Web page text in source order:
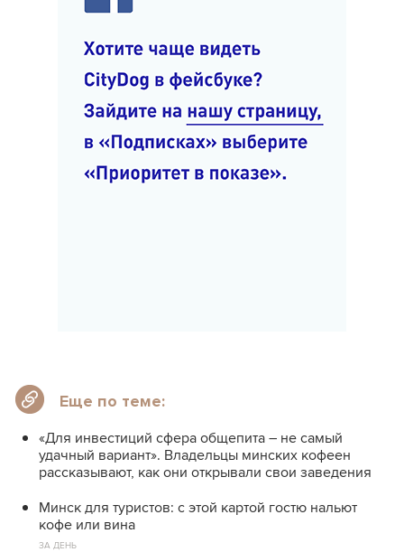
Еще по теме:
«Для инвестиций сфера общепита – не самый
удачный вариант». Владельцы минских кофеен
рассказывают, как они открывали свои заведения
Минск для туристов: с этой картой гостю нальют
кофе или вина
ЗА ДЕНЬ